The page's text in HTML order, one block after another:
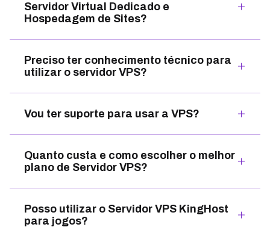
Servidor Virtual Dedicado e
Hospedagem de Sites?
Preciso ter conhecimento técnico para
utilizar o servidor VPS?
Vou ter suporte para usar a VPS?
Quanto custa e como escolher o melhor
plano de Servidor VPS?
Posso utilizar o Servidor VPS KingHost
para jogos?